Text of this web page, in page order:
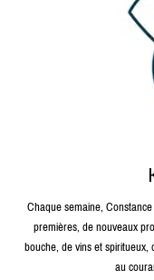
Chaque semaine,
premières, de nouveaux
bouche, de vins et
au